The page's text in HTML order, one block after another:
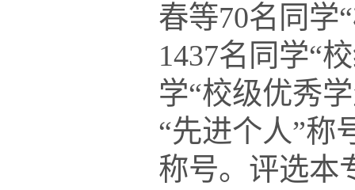
春等70名同学“
1437名同学“
学“校级优秀
“先进个人”称
称号。 评选本